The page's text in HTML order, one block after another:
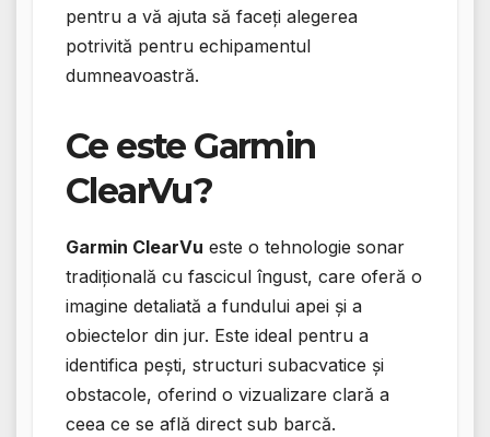
pentru a vă ajuta să faceți alegerea
potrivită pentru echipamentul
dumneavoastră.
Ce este Garmin
ClearVu?
Garmin ClearVu este o tehnologie sonar
tradițională cu fascicul îngust, care oferă o
imagine detaliată a fundului apei și a
obiectelor din jur. Este ideal pentru a
identifica pești, structuri subacvatice și
obstacole, oferind o vizualizare clară a
ceea ce se află direct sub barcă.